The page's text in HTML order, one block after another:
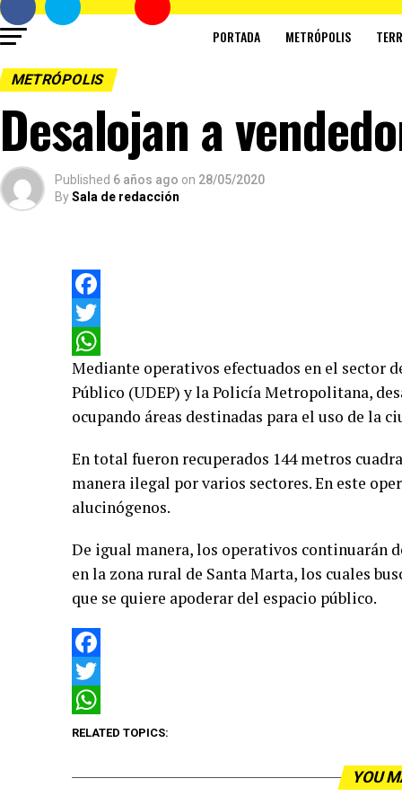
PORTADA METRÓPOLIS
METRÓPOLIS
Desalojan a
Published 6 años ago on 28/05/2020
BySala de redacción
Facebook
Twitter
WhatsApp
Mediante operativos efectuados en el sector
Público (UDEP) y la Policía Metropolitana,
ocupando áreas destinadas para el uso de la
En total fueron recuperados 144 metros
manera ilegal por varios sectores. En este
alucinógenos.
De igual manera, los operativos continuarán
en la zona rural de Santa Marta, los cuales
que se quiere apoderar del espacio público.
Facebook
Twitter
WhatsApp
RELATED TOPICS:
YOU